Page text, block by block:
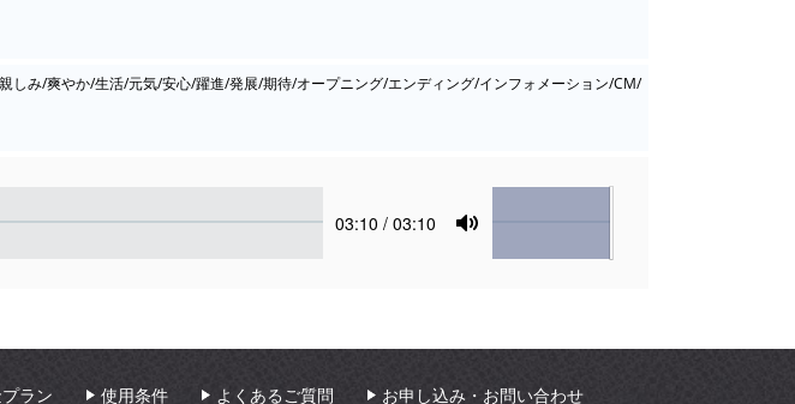
しみ/爽やか/生活/元気/安心/躍進/発展/期待/オープニング/エンディング/インフォメーション/CM/
Current
03:10 / 03:10
Mute
Volume
ラン 使用条件 よくあるご質問 お申し込み・お問い合わせ